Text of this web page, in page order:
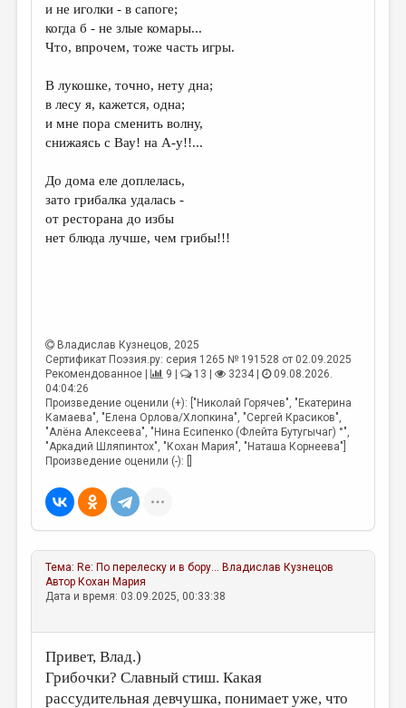
КУЛЬТУРОВЕДЕНИЕ
ПУБЛИЦИСТИКА
РЕЦЕНЗИРОВАНИЕ
ЦИКЛЫ ПУБЛИКАЦИЙ
ТРЕДИАКОВСКИЙ
МЕДИА
ВКОНТАКТЕ
и не иголки - в сапоге;
когда б - не злые комары...
Что, впрочем, тоже часть игры.
В лукошке, точно, нету дна;
в лесу я, кажется, одна;
и мне пора сменить волну,
снижаясь с Вау! на А-у!!...
До дома еле доплелась,
зато грибалка удалась -
от ресторана до избы
нет блюда лучше, чем грибы!!!
Владислав Кузнецов, 2025
Сертификат Поэзия.ру: серия 1265 № 191528 от 02.09.2025
Рекомендованное |
9 | 13 | 3234 |
09.08.2026.
04:04:26
Произведение оценили (+): ["Николай Горячев", "Екатерина
Камаева", "Елена Орлова/Хлопкина", "Сергей Красиков",
"Алёна Алексеева", "Нина Есипенко (Флейта Бутугычаг) °",
"Аркадий Шляпинтох", "Кохан Мария", "Наташа Корнеева"]
Произведение оценили (-): []
Тема:Re: По перелеску и в бору... Владислав Кузнецов
АвторКохан Мария
Дата и время: 03.09.2025, 00:33:38
Привет, Влад.)
Грибочки? Славный стиш. Какая
рассудительная девчушка, понимает уже, что